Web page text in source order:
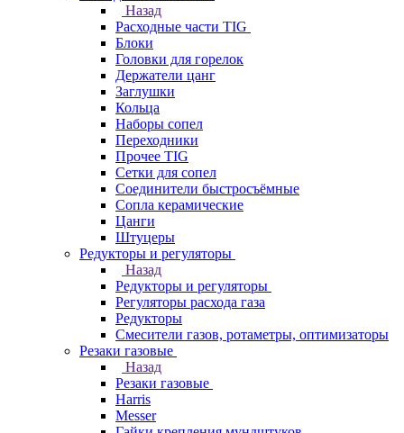
Назад
Расходные части TIG
Блоки
Головки для горелок
Держатели цанг
Заглушки
Кольца
Наборы сопел
Переходники
Прочее TIG
Сетки для сопел
Соединители быстросъёмные
Сопла керамические
Цанги
Штуцеры
Редукторы и регуляторы
Назад
Редукторы и регуляторы
Регуляторы расхода газа
Редукторы
Смесители газов, ротаметры, оптимизаторы
Резаки газовые
Назад
Резаки газовые
Harris
Messer